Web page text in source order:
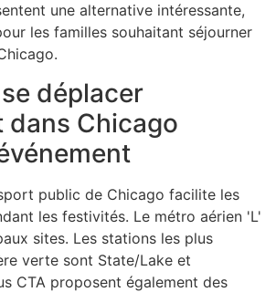
une alternative intéressante,
les familles souhaitant séjourner
déplacer
dans Chicago
public de Chicago facilite les
les festivités. Le métro aérien 'L'
sites. Les stations les plus
verte sont State/Lake et
CTA proposent également des